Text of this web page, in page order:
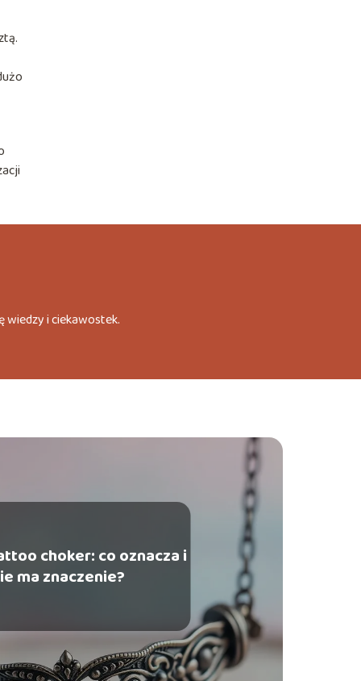
wiedzy i ciekawostek.
choker: co oznacza i
ma znaczenie?